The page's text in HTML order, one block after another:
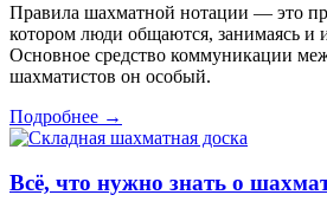
Правила шахматной нотации — это
котором люди общаются, занимаясь и
Основное средство коммуникации
шахматистов он особый.
Подробнее →
Всё, что нужно знать о